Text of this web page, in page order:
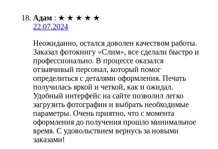
Адам : ★ ★ ★ ★ ★
22.07.2024
Неожиданно, остался доволен качеством работы.
Заказал фотокнигу «Слим», все сделали быстро и
профессионально. В процессе оказался
отзывчивый персонал, который помог
определиться с деталями оформления. Печать
получилась яркой и четкой, как и ожидал.
Удобный интерфейс на сайте позволил легко
загрузить фотографии и выбрать необходимые
параметры. Очень приятно, что с момента
оформления до получения прошло минимальное
время. С удовольствием вернусь за новыми
заказами!